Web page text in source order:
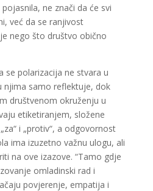
ne znači da će svi
već da se ranjivost
nego što društvo obično
se polarizacija ne stvara u
njima samo reflektuje, dok
društvenom okruženju u
etiketiranjem, složene
i „protiv“, a odgovornost
ima izuzetno važnu ulogu, ali
na ove izazove. “Tamo gdje
omladinski rad i
povjerenje, empatija i